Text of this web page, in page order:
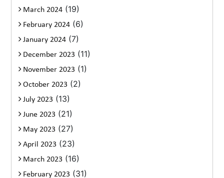
March 2024 (19)
February 2024 (6)
January 2024 (7)
December 2023 (11)
November 2023 (1)
October 2023 (2)
July 2023 (13)
June 2023 (21)
May 2023 (27)
April 2023 (23)
March 2023 (16)
February 2023 (31)